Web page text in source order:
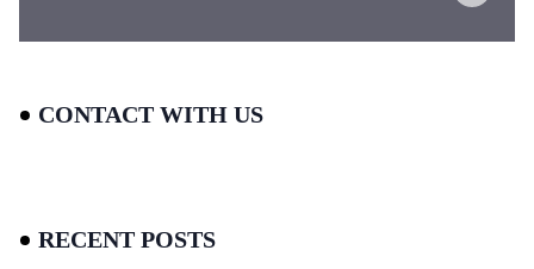
CONTACT WITH US
RECENT POSTS